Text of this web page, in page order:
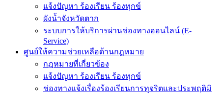
แจ้งปัญหา ร้องเรียน ร้องทุกข์
ผังน้ำจังหวัดตาก
ระบบการให้บริการผ่านช่องทางออนไลน์ (E-
Service)
ศูนย์ให้ความช่วยเหลือด้านกฎหมาย
กฎหมายที่เกี่ยวข้อง
แจ้งปัญหา ร้องเรียน ร้องทุกข์
ช่องทางแจ้งเรื่องร้องเรียนการทุจริตและประพฤติมิ